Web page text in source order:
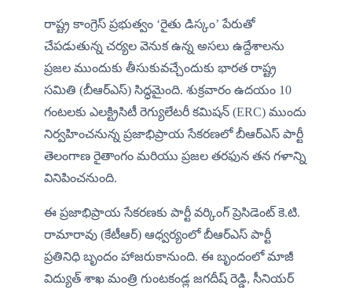
రాష్ట్ర కాంగ్రెస్ ప్రభుత్వం ‘రైతు డిస్కం’ పేరుతో
చేపడుతున్న చర్యల వెనుక ఉన్న అసలు ఉద్దేశాలను
ప్రజల ముందుకు తీసుకువచ్చేందుకు భారత రాష్ట్ర
సమితి (బీఆర్ఎస్) సిద్ధమైంది. శుక్రవారం ఉదయం 10
గంటలకు ఎలక్ట్రిసిటీ రెగ్యులేటరీ కమిషన్ (ERC) ముందు
నిర్వహించనున్న ప్రజాభిప్రాయ సేకరణలో బీఆర్ఎస్ పార్టీ
తెలంగాణ రైతాంగం మరియు ప్రజల తరఫున తన గళాన్ని
వినిపించనుంది.
ఈ ప్రజాభిప్రాయ సేకరణకు పార్టీ వర్కింగ్ ప్రెసిడెంట్ కె.టి.
రామారావు (కేటీఆర్) ఆధ్వర్యంలో బీఆర్ఎస్ పార్టీ
ప్రతినిధి బృందం హాజరుకానుంది. ఈ బృందంలో మాజీ
విద్యుత్ శాఖ మంత్రి గుంటకండ్ల జగదీష్ రెడ్డి, సీనియర్